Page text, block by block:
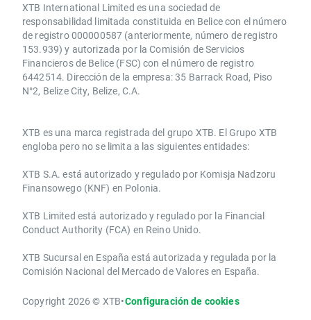
XTB International Limited es una sociedad de
responsabilidad limitada constituida en Belice con el número
de registro 000000587 (anteriormente, número de registro
153.939) y autorizada por la Comisión de Servicios
Financieros de Belice (FSC) con el número de registro
6442514. Dirección de la empresa: 35 Barrack Road, Piso
N°2, Belize City, Belize, C.A.
​​XTB es una marca registrada del grupo XTB. El Grupo XTB
engloba pero no se limita a las siguientes entidades:
XTB S.A.​ está autorizado y regulado por Komisja Nadzoru
Finansowego (KNF) ​en Polonia.
XTB Limited ​está autorizado y regulado por la ​Financial
Conduct Authority ​(FCA) en ​​Reino Unido.
XTB Sucursal en España está autorizada y regulada por la
Comisión Nacional del Mercado de Valores en España.
Copyright 2026 © XTB•Configuración de cookies